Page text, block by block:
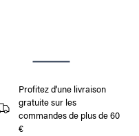
Profitez d'une livraison
gratuite sur les
commandes de plus de 60
€